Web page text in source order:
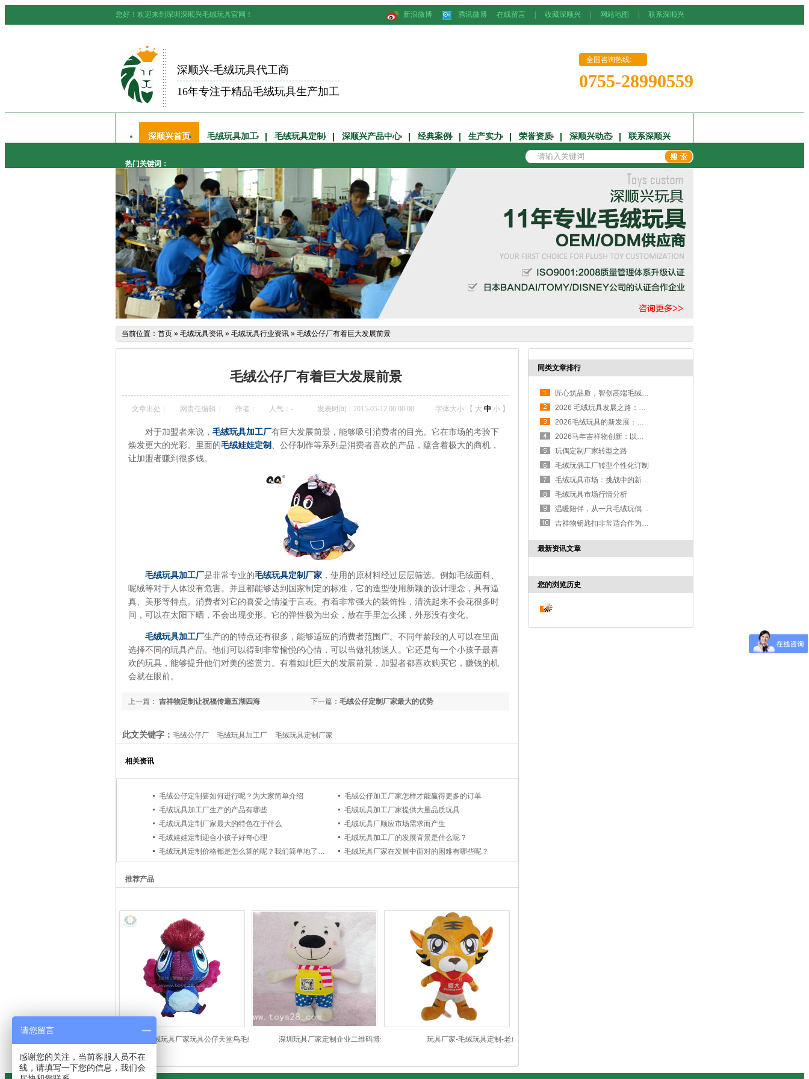
新浪微博 腾讯微博 在线留言 收藏深顺兴 网站地图 联系深顺兴
您好！欢迎来到深圳深顺兴毛绒玩具官网！
全国咨询热线:
0755-28990559
深顺兴-毛绒玩具代工商
16年专注于精品毛绒玩具生产加工
深顺兴首页 毛绒玩具加工 毛绒玩具定制 深顺兴产品中心 经典案例 生产实力 荣誉资质 深顺兴动态 联系深顺兴
热门关键词：
当前位置： 首页 » 毛绒玩具资讯 » 毛绒玩具行业资讯 » 毛绒公仔厂有着巨大发展前景
毛绒公仔厂有着巨大发展前景
文章出处： 网责任编辑： 作者： 人气： - 发表时间：2015-05-12 00:00:00 字体大小:【 大 中 小 】
对于加盟者来说， 毛绒玩具加工厂有巨大发展前景，能够吸引消费者的目光。它在市场的考验下
焕发更大的光彩。里面的毛绒娃娃定制
、公仔制作等系列是消费者喜欢的产品，蕴含着极大的商机，
让加盟者赚到很多钱。
毛绒玩具加工厂是非常专业的毛绒玩具定制厂家 ，使用的原材料经过层层筛选。例如毛绒面料、
呢绒等对于人体没有危害。并且都能够达到国家制定的标准，它的造型使用新颖的设计理念，具有逼
真、美形等特点。消费者对它的喜爱之情溢于言表。有着非常强大的装饰性，清洗起来不会花很多时
间，可以在太阳下晒，不会出现变形。它的弹性极为出众，放在手里怎么揉，外形没有变化。
毛绒玩具加工厂生产的的特点还有很多，能够适应的消费者范围广。不同年龄段的人可以在里面
选择不同的玩具产品。他们可以得到非常愉悦的心情，可以当做礼物送人。它还是每一个小孩子最喜
欢的玩具，能够提升他们对美的鉴赏力。有着如此巨大的发展前景，加盟者都喜欢购买它，赚钱的机
会就在眼前。
下一篇： 毛绒公仔定制厂家最大的优势
上一篇： 吉祥物定制让祝福传遍五湖四海
此文关键字： 毛绒公仔厂 毛绒玩具加工厂 毛绒玩具定制厂家
相关资讯
毛绒公仔定制要如何进行呢？为大家简单介绍
毛绒公仔加工厂家怎样才能赢得更多的订单
毛绒玩具加工厂生产的产品有哪些
毛绒玩具加工厂家提供大量品质玩具
毛绒玩具定制厂家最大的特色在于什么
毛绒玩具厂顺应市场需求而产生
毛绒娃娃定制迎合小孩子好奇心理
毛绒玩具加工厂的发展背景是什么呢？
毛绒玩具厂家在发展中面对的困难有哪些呢？
推荐产品
毛绒玩具厂家玩具公仔天堂鸟毛绒玩具 深圳玩具厂家定制企业二维码博士熊公 玩具厂家-毛绒玩具定制-老虎
同类文章排行
匠心筑品质，智创高端毛绒玩偶新标杆
2026 毛绒玩具发展之路：智能焕新，IP 赋能，厂家突围
2026毛绒玩具的新发展：科技与情感的交融
2026马年吉祥物创新：以毛绒玩具工厂为基，开启定制新篇章
玩偶定制厂家转型之路
毛绒玩偶工厂转型个性化订制
毛绒玩具市场：挑战中的新机遇与转型之路
毛绒玩具市场行情分析
温暖陪伴，从一只毛绒玩偶开始
吉祥物钥匙扣非常适合作为抽奖安慰奖
最新资讯文章
您的浏览历史
请您留言
感谢您的关注，当前客服人员不在
线，请填写一下您的信息，我们会